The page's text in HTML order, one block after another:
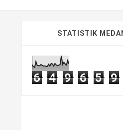
STATISTIK
6 4 9 6 5 9